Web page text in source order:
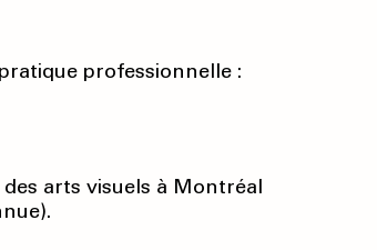
professionnelle :
arts visuels à Montréal